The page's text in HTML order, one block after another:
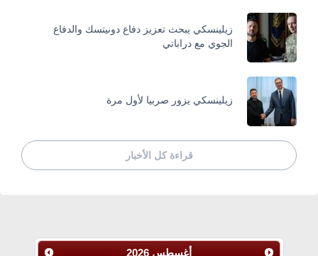
زيلينسكي يبحث تعزيز دفاع دونيتسك والدفاع
الجوي مع دراباتي
زيلينسكي يزور صربيا لأول مرة
قراءة كل الأخبار
أغسطس 2026